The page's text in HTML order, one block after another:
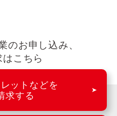
のお申し込み、
こちら
ットなどを
求する